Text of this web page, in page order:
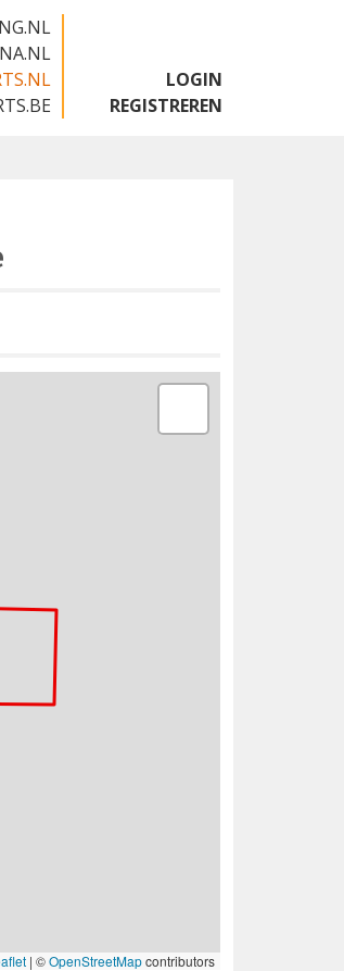
LOGIN
REGISTREREN
| ©OpenStreetMapcontributors